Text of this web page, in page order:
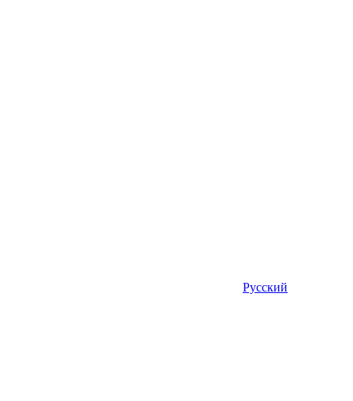
Русский